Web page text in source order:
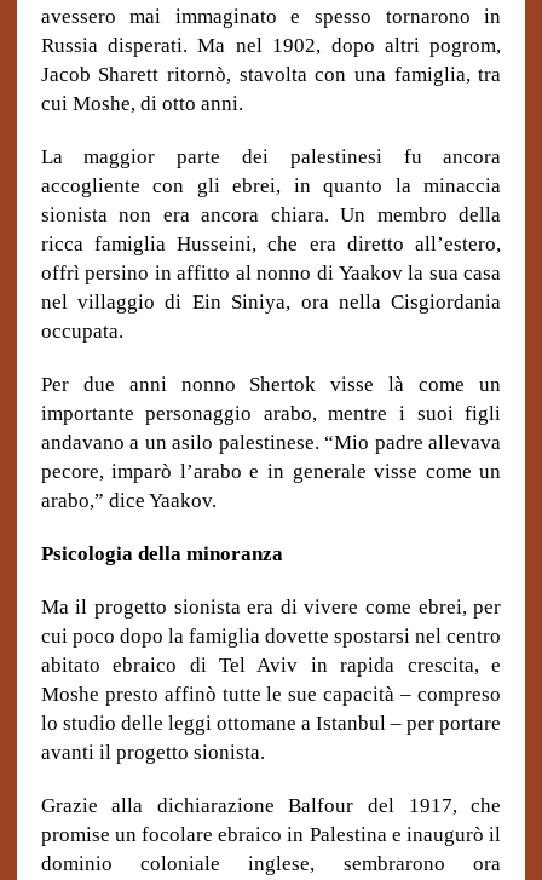
avessero mai immaginato e spesso tornarono in
Russia disperati. Ma nel 1902, dopo altri pogrom,
Jacob Sharett ritornò, stavolta con una famiglia, tra
cui Moshe, di otto anni.
La maggior parte dei palestinesi fu ancora
accogliente con gli ebrei, in quanto la minaccia
sionista non era ancora chiara. Un membro della
ricca famiglia Husseini, che era diretto all’estero,
offrì persino in affitto al nonno di Yaakov la sua casa
nel villaggio di Ein Siniya, ora nella Cisgiordania
occupata.
Per due anni nonno Shertok visse là come un
importante personaggio arabo, mentre i suoi figli
andavano a un asilo palestinese. “Mio padre allevava
pecore, imparò l’arabo e in generale visse come un
arabo,” dice Yaakov.
Psicologia della minoranza
Ma il progetto sionista era di vivere come ebrei, per
cui poco dopo la famiglia dovette spostarsi nel centro
abitato ebraico di Tel Aviv in rapida crescita, e
Moshe presto affinò tutte le sue capacità – compreso
lo studio delle leggi ottomane a Istanbul – per portare
avanti il progetto sionista.
Grazie alla dichiarazione Balfour del 1917, che
promise un focolare ebraico in Palestina e inaugurò il
dominio coloniale inglese, sembrarono ora